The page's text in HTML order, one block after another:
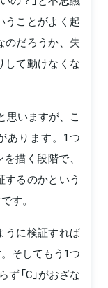
うことがよく起
のだろうか、失
して動けなくな
思いますが、こ
あります。1つ
描く段階で、
るのかという
す。
うに検証すれば
そしてもう1つ
ず「C」がおざな